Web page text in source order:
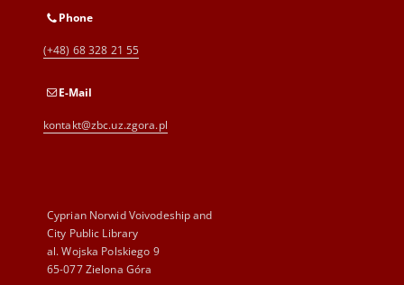
Phone
(+48) 68 328 21 55
E-Mail
kontakt@zbc.uz.zgora.pl
Cyprian Norwid Voivodeship and
City Public Library
al. Wojska Polskiego 9
65-077 Zielona Góra